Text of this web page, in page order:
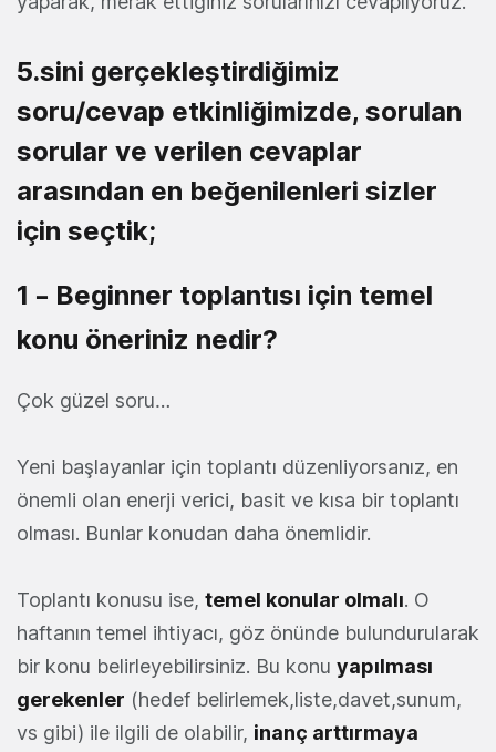
5.sini gerçekleştirdiğimiz
soru/cevap etkinliğimizde, sorulan
sorular ve verilen cevaplar
arasından en beğenilenleri sizler
için seçtik;
1 – Beginner toplantısı için temel
konu öneriniz nedir?
Çok güzel soru…
Yeni başlayanlar için toplantı düzenliyorsanız, en
önemli olan enerji verici, basit ve kısa bir toplantı
olması. Bunlar konudan daha önemlidir.
Toplantı konusu ise, temel konular olmalı. O
haftanın temel ihtiyacı, göz önünde bulundurularak
bir konu belirleyebilirsiniz. Bu konu yapılması
gerekenler (hedef belirlemek,liste,davet,sunum,
vs gibi) ile ilgili de olabilir, inanç arttırmaya